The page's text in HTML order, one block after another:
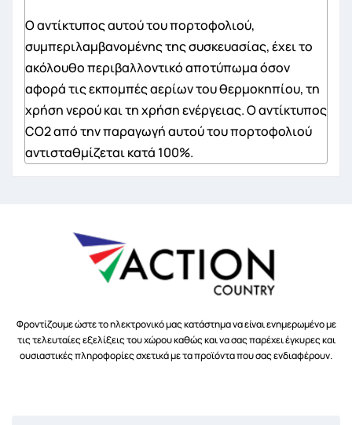
Ο αντίκτυπος αυτού του πορτοφολιού,
συμπεριλαμβανομένης της συσκευασίας, έχει το
ακόλουθο περιβαλλοντικό αποτύπωμα όσον
αφορά τις εκπομπές αερίων του θερμοκηπίου, τη
χρήση νερού και τη χρήση ενέργειας. Ο αντίκτυπος
CO2 από την παραγωγή αυτού του πορτοφολιού
αντισταθμίζεται κατά 100%.
Φροντίζουμε ώστε το ηλεκτρονικό μας κατάστημα να είναι ενημερωμένο με
τις τελευταίες εξελίξεις του χώρου καθώς και να σας παρέχει έγκυρες και
ουσιαστικές πληροφορίες σχετικά με τα προϊόντα που σας ενδιαφέρουν.